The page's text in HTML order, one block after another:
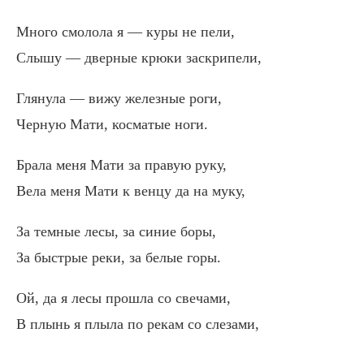
Много смолола я — куры не пели,
Слышу — дверные крюки заскрипели,
Глянула — вижу железные роги,
Черную Мати, косматые ноги.
Брала меня Мати за правую руку,
Вела меня Мати к венцу да на муку,
За темные лесы, за синие боры,
За быстрые реки, за белые горы.
Ой, да я лесы прошла со свечами,
В плынь я плыла по рекам со слезами,